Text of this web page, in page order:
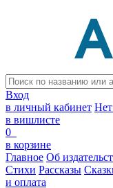
Вход
в личный кабинет
в вишлисте
0
в корзине
Главное Об
Стихи Рассказы
и оплата